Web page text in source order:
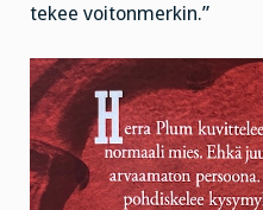
tekee voitonmerkin.”